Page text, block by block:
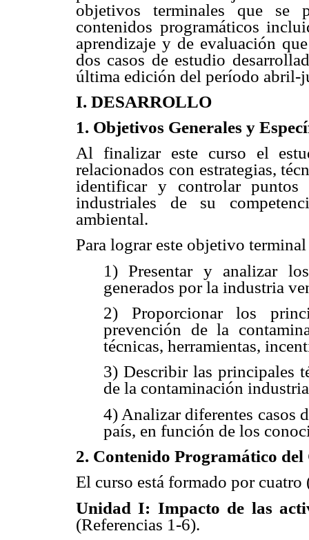
objetivos terminales que se
contenidos programáticos
aprendizaje y de evaluación
dos casos de estudio
última edición del período abril-
I. DESARROLLO
1. Objetivos Generales y
Al finalizar este curso el
relacionados con estrategias,
identificar y controlar
industriales de su
ambiental.
Para lograr este objetivo
1) Presentar y analizar
generados por la industria
2) Proporcionar los
prevención de la
técnicas, herramientas,
3) Describir las principales
de la contaminación
4) Analizar diferentes casos
país, en función de los
2. Contenido Programático del
El curso está formado por cuatro
Unidad I: Impacto de las
(Referencias 1-6).